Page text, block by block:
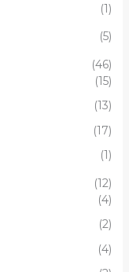
(1)
(5)
(46)
(15)
(13)
(17)
(1)
(12)
(4)
(2)
(4)